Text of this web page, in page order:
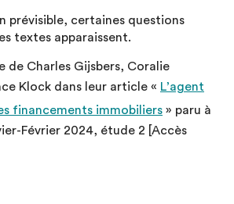
prévisible, certaines questions
textes apparaissent.
de Charles Gijsbers, Coralie
Klock dans leur article « L’agent
financements immobiliers » paru à
Février 2024, étude 2 [Accès